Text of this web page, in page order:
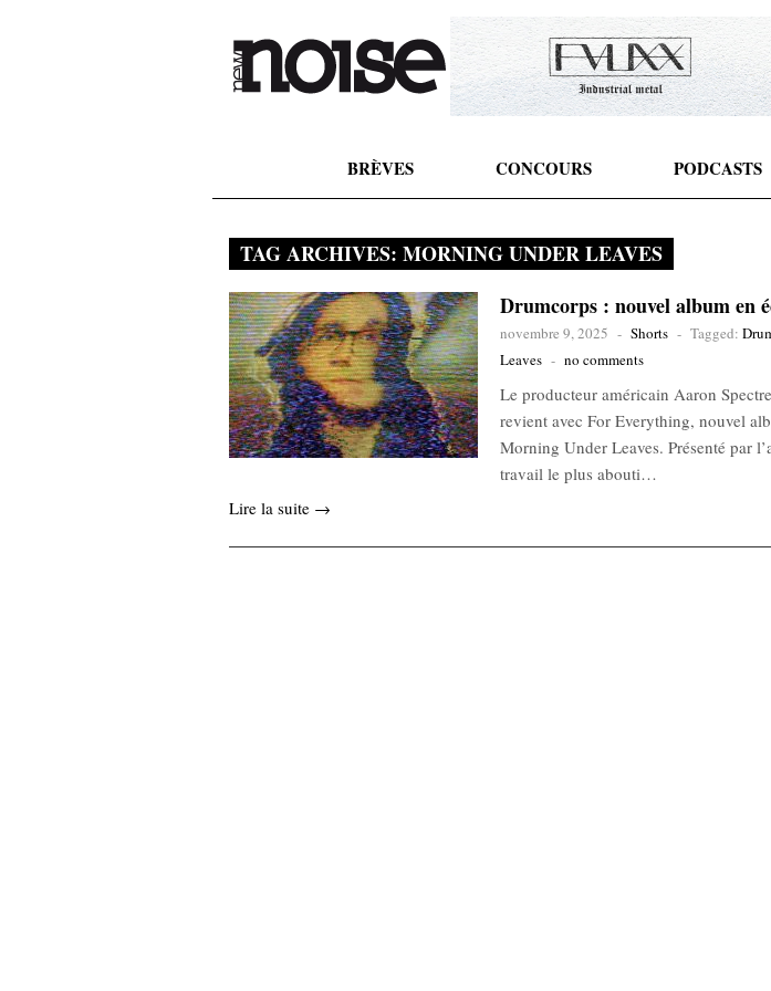
BRÈVES CONCOURS PODCASTS
TAG ARCHIVES: MORNING UNDER LEAVES
Drumcorps : nouvel album en
novembre 9, 2025 - Shorts - Tagged:
Leaves - no comments
Le producteur américain Aaron
revient avec For Everything, nouvel
Morning Under Leaves. Présenté par
travail le plus abouti…
Lire la suite →